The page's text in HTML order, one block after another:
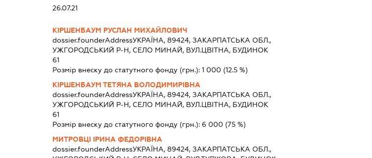
26.07.21
КІРШЕНБАУМ РУСЛАН МИХАЙЛОВИЧ
dossier.founderAddressУКРАЇНА, 89424, ЗАКАРПАТСЬКА ОБЛ.,
УЖГОРОДСЬКИЙ Р-Н, СЕЛО МИНАЙ, ВУЛ.ЦВІТНА, БУДИНОК
61
Розмір внеску до статутного фонду (грн.):1 000 (12.5 %)
КІРШЕНБАУМ ТЕТЯНА ВОЛОДИМИРІВНА
dossier.founderAddressУКРАЇНА, 89424, ЗАКАРПАТСЬКА ОБЛ.,
УЖГОРОДСЬКИЙ Р-Н, СЕЛО МИНАЙ, ВУЛ.ЦВІТНА, БУДИНОК
61
Розмір внеску до статутного фонду (грн.): 6 000 (75 %)
МИТРОВЦІ ІРИНА ФЕДОРІВНА
dossier.founderAddressУКРАЇНА, 89424, ЗАКАРПАТСЬКА ОБЛ.,